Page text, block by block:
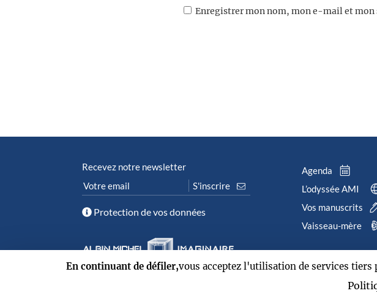
Enregistrer mon nom, mon e-mail et
Recevez notre newsletter
Protection de vos données
Agenda
L’odyssée AMI
Vos manuscrits
Vaisseau-mère
En continuant de défiler,vous acceptez l'utilisation de services tiers